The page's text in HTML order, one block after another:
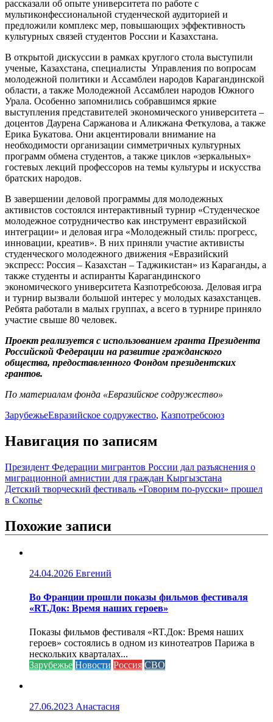
рассказали об опыте университета по работе с
мультиконфессиональной студенческой аудиторией и
предложили комплекс мер, повышающих эффективность
культурных связей студентов России и Казахстана.
В открытой дискуссии в рамках круглого стола выступили
ученые, Казахстана, специалисты Управления по вопросам
молодежной политики и Ассамблеи народов Карагандинской
области, а также Молодежной Ассамблеи народов Южного
Урала. Особенно запомнились собравшимся яркие
выступления представителей экономического университета –
доцентов Даурена Саржанова и Аликжана Феткулова, а также
Ерика Букатова. Они акцентировали внимание на
необходимости организации симметричных культурных
программ обмена студентов, а также циклов «зеркальных»
гостевых лекций профессоров на темы культуры и искусства
братских народов.
В завершении деловой программы для молодежных
активистов состоялся интерактивный турнир «Студенческое
молодежное сотрудничество как инструмент евразийской
интеграции» и деловая игра «Молодежный стиль: прогресс,
инновации, креатив». В них приняли участие активисты
студенческого молодежного движения «Евразийский
экспресс: Россия – Казахстан – Таджикистан» из Караганды, а
также студенты и аспиранты Карагандинского
экономического университета Казпотребсоюза. Деловая игра
и турнир вызвали большой интерес у молодых казахстанцев.
Ребята работали в малых группах, а всего в турнире приняло
участие свыше 80 человек.
Проект реализуется с использованием гранта Президента
Российской Федерации на развитие гражданского
общества, предоставленного Фондом президентских
грантов.
По материалам фонда «Евразийское содружество»
ЗарубежьеЕвразийское содружество, Казпотребсоюз
Навигация по записям
Президент Федерации мигрантов России дал разъяснения о
миграционной амнистии для граждан Кыргызстана
Детский творческий фестиваль «Говорим по-русски» прошел
в Скопье
Похожие записи
24.04.2026 Евгений
Во Франции прошли показы фильмов фестиваля
«RT.Док: Время наших героев»
Показы фильмов фестиваля «RT.Док: Время наших
героев» состоялись в одном из кинотеатров Парижа в
нескольких кварталах...
Зарубежье Новости Россия СВО
27.06.2023 Анастасия